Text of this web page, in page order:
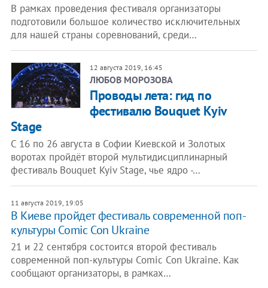
В рамках проведения фестиваля организаторы
подготовили большое количество исключительных
для нашей страны соревнований, среди…
12 августа 2019, 16:45
ЛЮБОВ МОРОЗОВА
Проводы лета: гид по
фестивалю Bouquet Kyiv
Stage
С 16 по 26 августа в Софии Киевской и Золотых
воротах пройдёт второй мультидисциплинарный
фестиваль Bouquet Kyiv Stage, чье ядро -…
11 августа 2019, 19:05
В Киеве пройдет фестиваль современной поп-
культуры Comic Con Ukraine
21 и 22 сентября состоится второй фестиваль
современной поп-культуры Comic Con Ukraine. Как
сообщают организаторы, в рамках…